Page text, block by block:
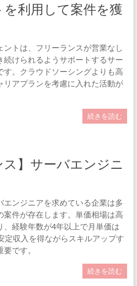
利用して案件を獲
トは、フリーランスが営業なし
続けられるようサポートするサー
す。クラウドソーシングよりも高
リアプランを考慮に入れた活動が
続きを読む
ス】サーバエンジニ
エンジニアを求めている企業は多
案件が存在します。単価相場は高
、経験年数が4年以上で月単価は
定収入を得ながらスキルアップす
です。
続きを読む